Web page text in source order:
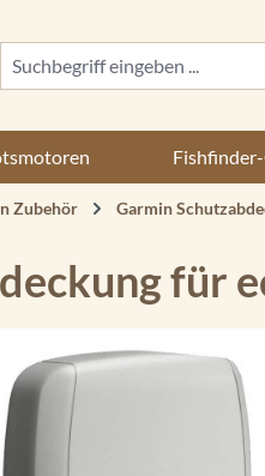
Zubehör Garmin
für